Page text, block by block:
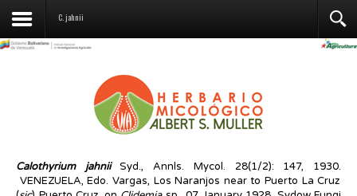
C. jahnii
Calothyrium jahniiSyd., Annls. Mycol. 28(1/2): 147, 1930.
VENEZUELA, Edo. Vargas, Los Naranjos near to Puerto La Cruz